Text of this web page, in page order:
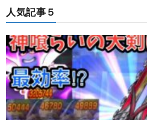
人気記事５